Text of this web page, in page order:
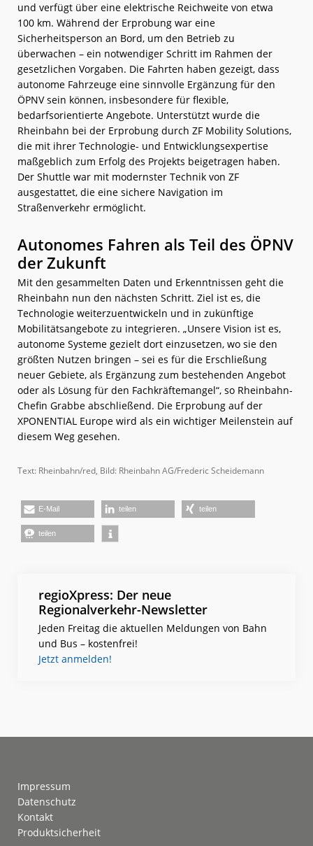
und verfügt über eine elektrische Reichweite von etwa
100 km. Während der Erprobung war eine
Sicherheitsperson an Bord, um den Betrieb zu
überwachen – ein notwendiger Schritt im Rahmen der
gesetzlichen Vorgaben. Die Fahrten haben gezeigt, dass
autonome Fahrzeuge eine sinnvolle Ergänzung für den
ÖPNV sein können, insbesondere für flexible,
bedarfsorientierte Angebote. Unterstützt wurde die
Rheinbahn bei der Erprobung durch ZF Mobility Solutions,
die mit ihrer Technologie- und Entwicklungsexpertise
maßgeblich zum Erfolg des Projekts beigetragen haben.
Der Shuttle war mit modernster Technik von ZF
ausgestattet, die eine sichere Navigation im
Straßenverkehr ermöglicht.
Autonomes Fahren als Teil des ÖPNV
der Zukunft
Mit den gesammelten Daten und Erkenntnissen geht die
Rheinbahn nun den nächsten Schritt. Ziel ist es, die
Technologie weiterzuentwickeln und in zukünftige
Mobilitätsangebote zu integrieren. „Unsere Vision ist es,
autonome Systeme gezielt dort einzusetzen, wo sie den
größten Nutzen bringen – sei es für die Erschließung
neuer Gebiete, als Ergänzung zum bestehenden Angebot
oder als Lösung für den Fachkräftemangel“, so Rheinbahn-
Chefin Grabbe abschließend. Die Erprobung auf der
XPONENTIAL Europe wird als ein wichtiger Meilenstein auf
diesem Weg gesehen.
Text: Rheinbahn/red, Bild: Rheinbahn AG/Frederic Scheidemann
E-Mail teilen teilen
teilen
regioXpress: Der neue
Regionalverkehr-Newsletter
Jeden Freitag die aktuellen Meldungen von Bahn
und Bus – kostenfrei!
Jetzt anmelden!
Impressum
Datenschutz
Kontakt
Produktsicherheit